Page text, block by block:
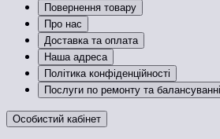
Повернення товару
Про нас
Доставка та оплата
Наша адреса
Політика конфіденційності
Послуги по ремонту та
Особистий кабінет